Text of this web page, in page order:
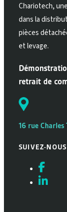
Chariotech,
dans la
pièces
et levage.
retrait de
16 rue Charles
SUIVEZ-